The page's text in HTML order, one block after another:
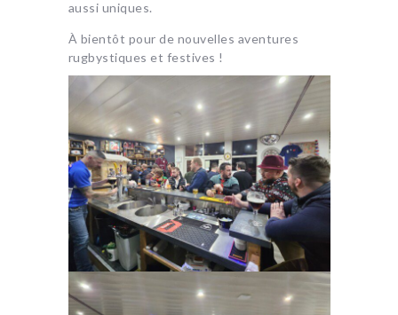
aussi uniques.
À bientôt pour de nouvelles aventures
rugbystiques et festives !